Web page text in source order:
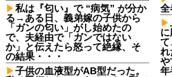
私は『匂い』で “病気” が分か
る→ある日、義弟嫁の子供から
「ガンの匂い」がし始めたの
で、夫経由で「ガンではない
か」と伝えたら怒って絶縁、そ
の結果・・・
子供の血液型がAB型だった。
全
て
れ
や
年